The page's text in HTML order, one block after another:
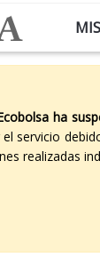
ha
servicio
realizadas